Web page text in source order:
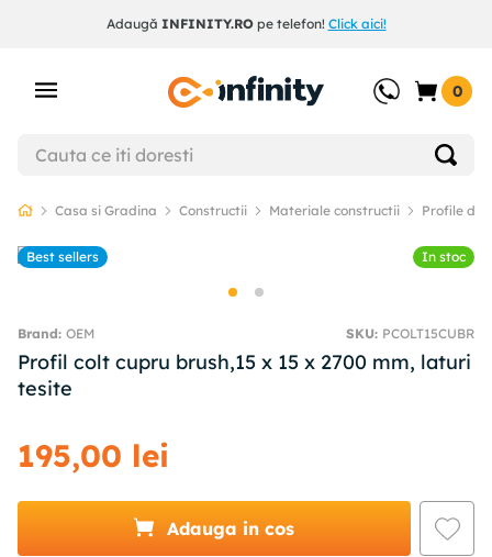
Adaugă INFINITY.ROpe telefon! Click aici!
0
Casa si Gradina Constructii Materiale constructii Profile
Best sellers In stoc
OEM SKU: PCOLT15CUBR
Profil colt cupru brush,15 x 15 x 2700 mm, laturi
tesite
195,00 lei
Adauga in cos